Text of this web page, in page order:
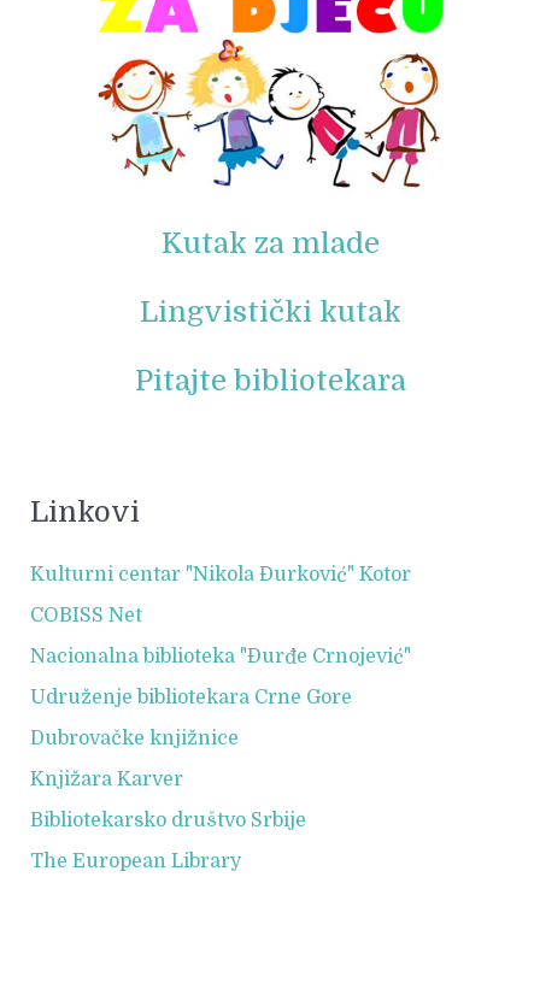
Kutak za mlade
Lingvistički kutak
Pitajte bibliotekara
Linkovi
Kulturni centar "Nikola Đurković" Kotor
COBISS Net
Nacionalna biblioteka "Đurđe Crnojević"
Udruženje bibliotekara Crne Gore
Dubrovačke knjižnice
Knjižara Karver
Bibliotekarsko društvo Srbije
The European Library